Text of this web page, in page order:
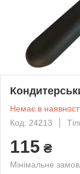
Немає в
Код: 24213
115 ₴
Мінімальне